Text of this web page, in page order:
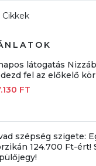
Cikkek
látogatás
fel az előkelő
FT
szépség szigete:
124.700 Ft-ért!